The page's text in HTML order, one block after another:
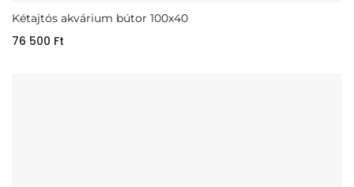
Kétajtós akvárium bútor 100x40
76 500 Ft